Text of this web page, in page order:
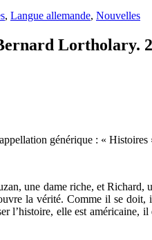
, Langue allemande, Nouvelles
Lortholary.
générique : « Histoires
une dame riche, et Richard,
la vérité. Comme il se
l’histoire, elle est américaine,